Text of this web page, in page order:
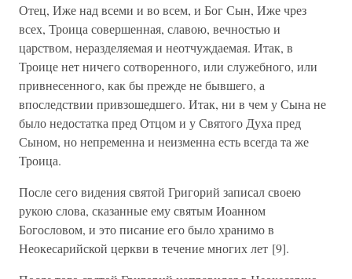
Отец, Иже над всеми и во всем, и Бог Сын, Иже чрез
всех, Троица совершенная, славою, вечностью и
царством, неразделяемая и неотчуждаемая. Итак, в
Троице нет ничего сотворенного, или служебного, или
привнесенного, как бы прежде не бывшего, а
впоследствии привзошедшего. Итак, ни в чем у Сына не
было недостатка пред Отцом и у Святого Духа пред
Сыном, но непременна и неизменна есть всегда та же
Троица.
После сего видения святой Григорий записал своею
рукою слова, сказанные ему святым Иоанном
Богословом, и это писание его было хранимо в
Неокесарийской церкви в течение многих лет [9].